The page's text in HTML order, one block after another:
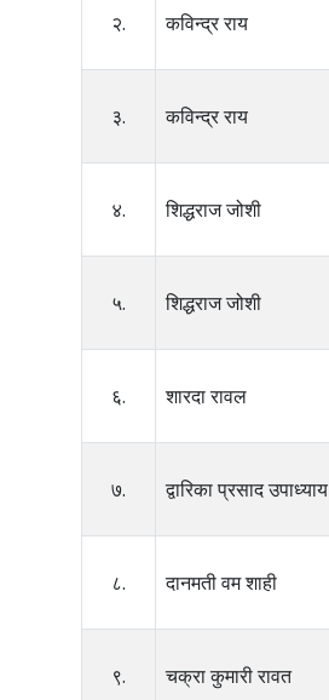
२. कविन्द्र राय
३. कविन्द्र राय
४. शिद्धराज जोशी
५. शिद्धराज जोशी
६. शारदा रावल
७. द्वारिका प्रसाद उपाध्याय
८. दानमती वम शाही
९. चक्रा कुमारी रावत